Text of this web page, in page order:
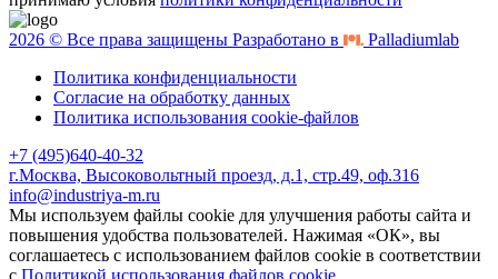
2026 © Все права защищены Разработано в
Palladiumlab
Политика конфиденциальности
Согласие на обработку данных
Политика использования cookie-файлов
+7 (495)640-40-32
г.Москва, Высоковольтный проезд, д.1, стр.49, оф.316
info@industriya-m.ru
Мы используем файлы cookie для улучшения работы сайта и
повышения удобства пользователей. Нажимая «ОК», вы
соглашаетесь с использованием файлов cookie в соответствии
с Политикой использования файлов cookie